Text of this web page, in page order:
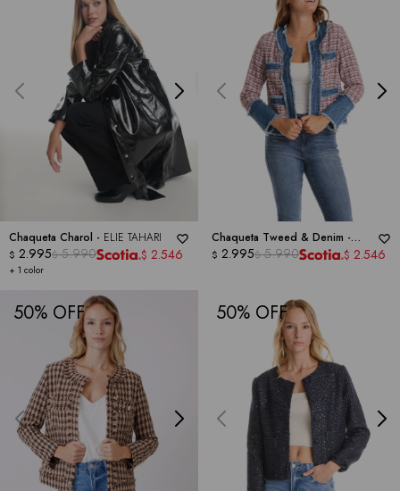
Chaqueta Charol - ELIE TAHARI
+ 1 color
$ 2.995$ 5.990 $ 2.546
Chaqueta Tweed & Denim -
NANETTE
$ 2.995$ 5.990 $ 2.546
50 50